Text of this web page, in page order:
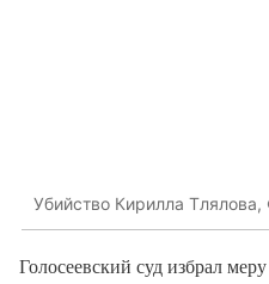
Убийство Кирилла
Голосеевский суд избрал